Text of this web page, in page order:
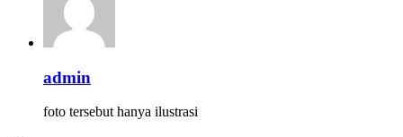
admin
foto tersebut hanya ilustrasi